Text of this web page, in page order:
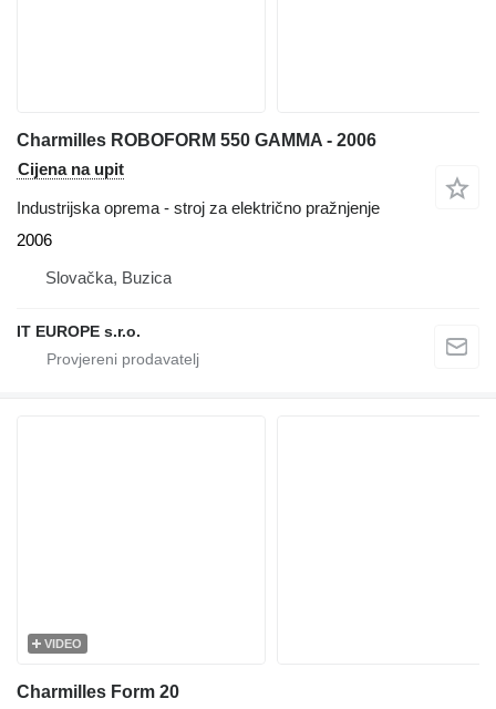
Charmilles ROBOFORM 550 GAMMA - 2006
Cijena na upit
Industrijska oprema - stroj za električno pražnjenje
2006
Slovačka, Buzica
IT EUROPE s.r.o.
VIDEO
Charmilles Form 20